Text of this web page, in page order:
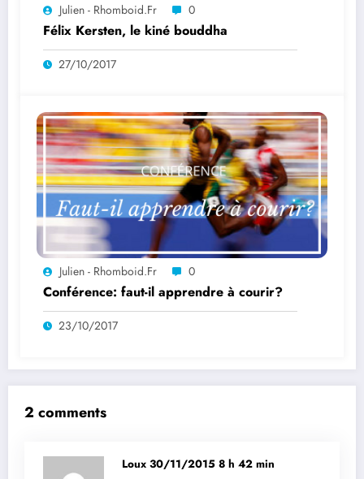
Julien - Rhomboid.fr 0
Félix Kersten, le kiné bouddha
27/10/2017
Julien - Rhomboid.fr 0
Conférence: faut-il apprendre à courir?
23/10/2017
2 comments
Loux 30/11/2015 8 h 42 min